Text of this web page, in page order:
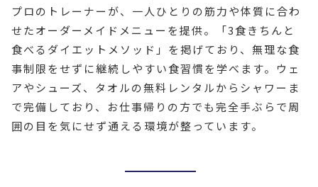
プロのトレーナーが、一人ひとりの筋力や体質に合わ
せたオーダーメイドメニューを提供。「3食きちんと
食べるダイエットメソッド」を掲げており、無理な食
事制限をせずに継続しやすい食習慣を学べます。ウェ
アやシューズ、タオルの無料レンタルからシャワーま
で完備しており、お仕事帰りの方でも完全手ぶらで周
囲の目を気にせず通える環境が整っています。